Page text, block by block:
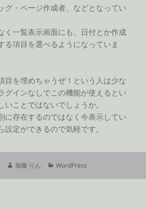
グ・ページ作成者、などとなってい
く一覧表示画面にも、日付とか作成
る項目を選べるようになっていま
目を埋めちゃうぜ！という人は少な
グインなしでこの機能が使えるとい
いことではないでしょうか。
に存在するのではなく今表示してい
設定ができるので気軽です。
作
加藤 りん
カ
WordPress